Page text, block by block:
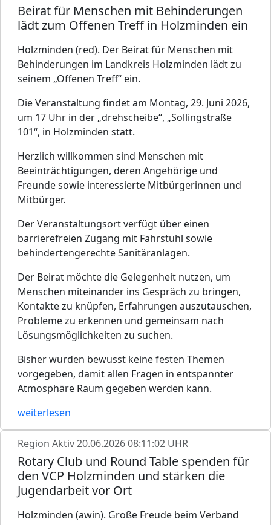
Beirat für Menschen mit Behinderungen
lädt zum Offenen Treff in Holzminden ein
Holzminden (red). Der Beirat für Menschen mit
Behinderungen im Landkreis Holzminden lädt zu
seinem „Offenen Treff“ ein.
Die Veranstaltung findet am Montag, 29. Juni 2026,
um 17 Uhr in der „drehscheibe“, „Sollingstraße
101“, in Holzminden statt.
Herzlich willkommen sind Menschen mit
Beeinträchtigungen, deren Angehörige und
Freunde sowie interessierte Mitbürgerinnen und
Mitbürger.
Der Veranstaltungsort verfügt über einen
barrierefreien Zugang mit Fahrstuhl sowie
behindertengerechte Sanitäranlagen.
Der Beirat möchte die Gelegenheit nutzen, um
Menschen miteinander ins Gespräch zu bringen,
Kontakte zu knüpfen, Erfahrungen auszutauschen,
Probleme zu erkennen und gemeinsam nach
Lösungsmöglichkeiten zu suchen.
Bisher wurden bewusst keine festen Themen
vorgegeben, damit allen Fragen in entspannter
Atmosphäre Raum gegeben werden kann.
weiterlesen
Region Aktiv20.06.2026 08:11:02 UHR
Rotary Club und Round Table spenden für
den VCP Holzminden und stärken die
Jugendarbeit vor Ort
Holzminden (awin). Große Freude beim Verband